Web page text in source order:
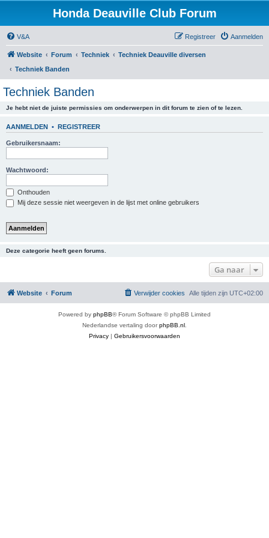
Honda Deauville Club Forum
V&A Aanmelden
Registreer
Website Forum Techniek
Techniek Deauville diversen
Techniek Banden
Techniek Banden
Je hebt niet de juiste permissies om onderwerpen in dit forum te zien of te lezen.
AANMELDEN • REGISTREER
Gebruikersnaam:
Wachtwoord:
Onthouden
Mij deze sessie niet weergeven in de lijst met online gebruikers
Deze categorie heeft geen forums.
Ga naar
Website Forum Alle tijden zijn UTC+02:00
Verwijder cookies
Powered by phpBB® Forum Software © phpBB Limited
Nederlandse vertaling doorphpBB.nl
Privacy | Gebruikersvoorwaarden